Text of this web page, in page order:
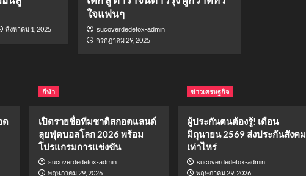
สิงหาคม 1, 2025
ใจแฟนๆ
sucoverdedetox-admin
กรกฎาคม 29, 2025
ด
กีฬา
เปิดรายชื่อทีมชาติสกอตแลนด์
ลุยฟุตบอลโลก 2026 พร้อม
โปรแกรมการแข่งขัน
sucoverdedetox-admin
พฤษภาคม 29, 2026
ข่าวเศรษฐกิจ
ผู้ประกันตนต้องรู้! เดือน
มิถุนายน 2569 ส่งประกันสังคม
เท่าไหร่
sucoverdedetox-admin
พฤษภาคม 29, 2026